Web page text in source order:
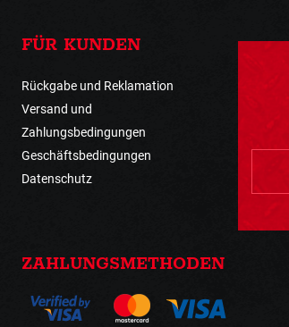
FÜR KUNDEN
Rückgabe und Reklamation
Versand und
Zahlungsbedingungen
Geschäftsbedingungen
Datenschutz
ZAHLUNGSMETHODEN